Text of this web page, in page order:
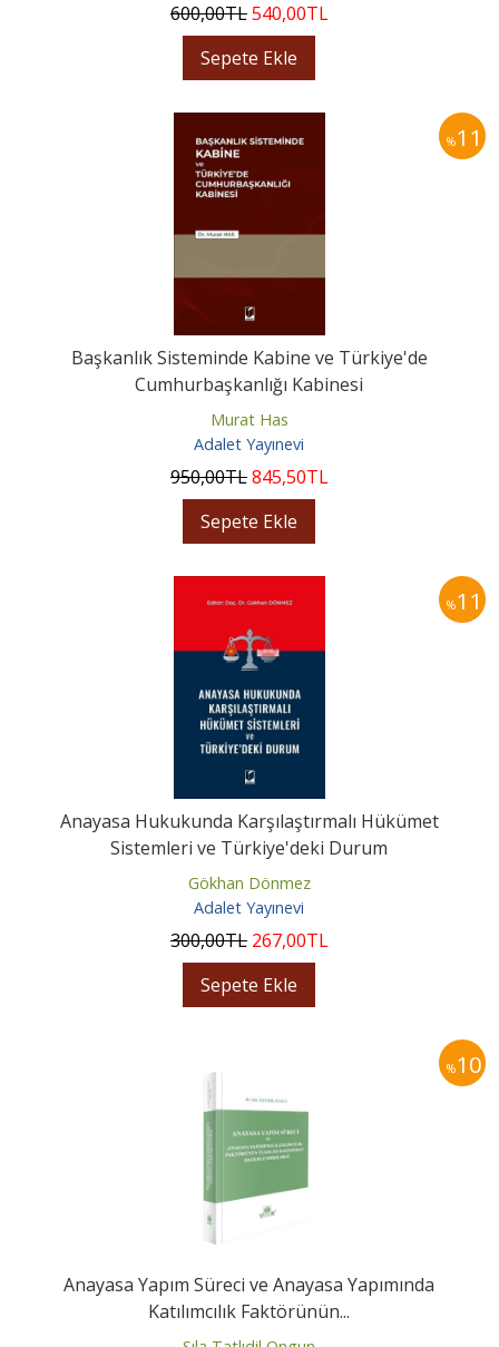
600,00TL540,00TL
Sepete Ekle
%11
Başkanlık Sisteminde Kabine ve Türkiye'de
Cumhurbaşkanlığı Kabinesi
Murat Has
Adalet Yayınevi
950,00TL845,50TL
Sepete Ekle
%11
Anayasa Hukukunda Karşılaştırmalı Hükümet
Sistemleri ve Türkiye'deki Durum
Gökhan Dönmez
Adalet Yayınevi
300,00TL 267,00TL
Sepete Ekle
%10
Anayasa Yapım Süreci ve Anayasa Yapımında
Katılımcılık Faktörünün...